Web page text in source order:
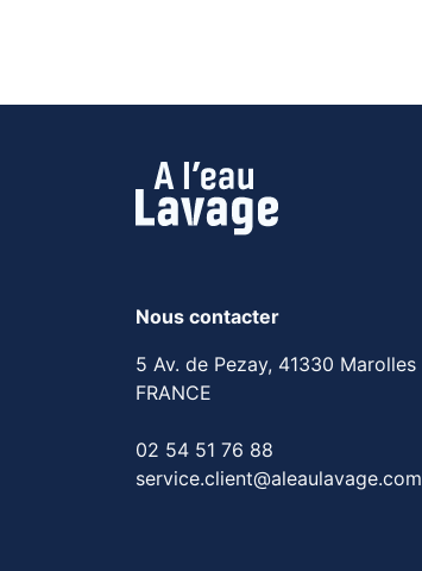
Nous contacter
5 Av. de Pezay, 41330 Marolles
FRANCE
02 54 51 76 88
service.client@aleaulavage.com